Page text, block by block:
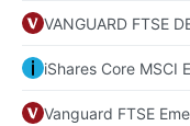
VANGUARD FTSE
iShares Core MSCI
Vanguard FTSE